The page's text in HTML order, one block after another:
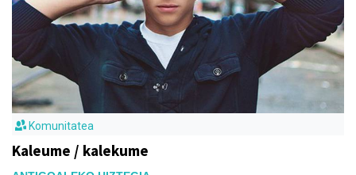
Komunitatea
Kaleume / kalekume